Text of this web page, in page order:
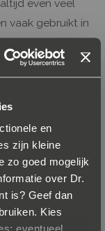
en
zijn kleine
zo goed mogelijk
over Dr.
is? Geef dan
Kies
even veel
vaak gebruikt in
de huid
voor
stoffen.”
diervriendelijke
dat het
in heel